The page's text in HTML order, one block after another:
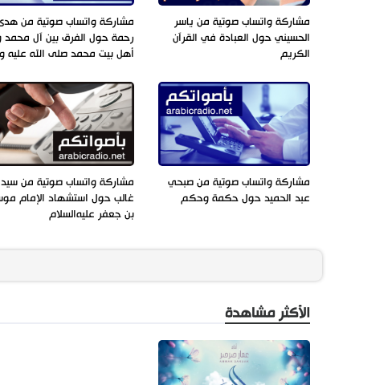
مشاركة واتساب صوتية من ياسر
الحسيني حول العبادة في القرآن
الكريم
مشاركة واتساب صوتية من
رحمة حول الفرق بين آل محمد
أهل بيت محمد صلى الله عليه
مشاركة واتساب صوتية من صبحي
عبد الحميد حول حكمة وحكم
مشاركة واتساب صوتية من سيد
غالب حول استشهاد الإمام
بن جعفر عليه‌السلام
الأكثر مشاهدة